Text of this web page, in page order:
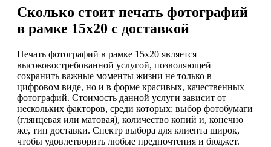
Сколько стоит печать фотографий
в рамке 15х20 с доставкой
Печать фотографий в рамке 15х20 является
высоковостребованной услугой, позволяющей
сохранить важные моменты жизни не только в
цифровом виде, но и в форме красивых, качественных
фотографий. Стоимость данной услуги зависит от
нескольких факторов, среди которых: выбор фотобумаги
(глянцевая или матовая), количество копий и, конечно
же, тип доставки. Спектр выбора для клиента широк,
чтобы удовлетворить любые предпочтения и бюджет.